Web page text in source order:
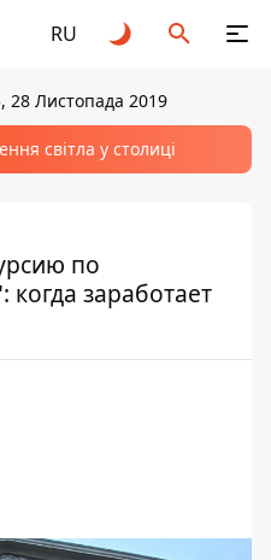
RU
28 Листопада 2019
світла у столиці
по
заработает